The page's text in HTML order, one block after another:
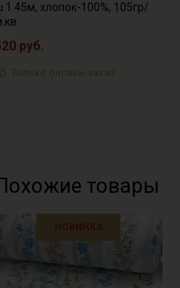
хлопок-100%, 105гр/
руб.
Только онлайн-заказ
товары